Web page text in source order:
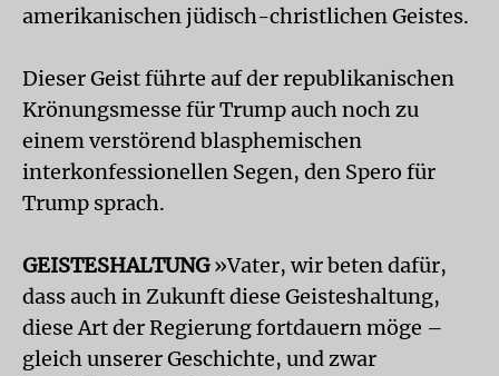
amerikanischen jüdisch-christlichen Geistes.
Dieser Geist führte auf der republikanischen
Krönungsmesse für Trump auch noch zu
einem verstörend blasphemischen
interkonfessionellen Segen, den Spero für
Trump sprach.
GEISTESHALTUNG»Vater, wir beten dafür,
dass auch in Zukunft diese Geisteshaltung,
diese Art der Regierung fortdauern möge –
gleich unserer Geschichte, und zwar